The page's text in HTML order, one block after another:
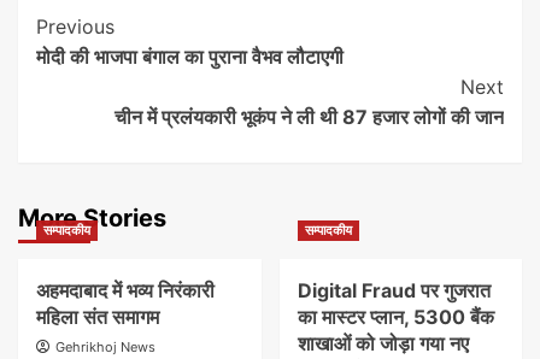
Post
Navigation
Previous
मोदी की भाजपा बंगाल का पुराना वैभव लौटाएगी
Next
चीन में प्रलंयकारी भूकंप ने ली थी 87 हजार लोगों की जान
More Stories
सम्पादकीय
अहमदाबाद में भव्य निरंकारी
महिला संत समागम
Gehrikhoj News
सम्पादकीय
Digital Fraud पर गुजरात
का मास्टर प्लान, 5300 बैंक
शाखाओं को जोड़ा गया नए